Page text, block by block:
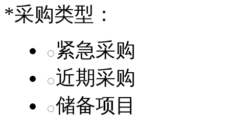
第二代 AION V核心零部件配套供应商一览
*采购类型：
紧急采购
近期采购
储备项目